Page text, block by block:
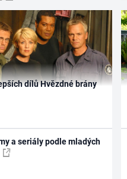
dílů Hvězdné brány
a seriály podle mladých